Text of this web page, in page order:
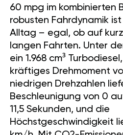
60 mpg im kombinierten
robusten Fahrdynamik
Alltag – egal, ob auf
langen Fahrten. Unter
ein 1.968 cm³
kräftiges Drehmoment
niedrigen Drehzahlen
Beschleunigung von 0
11,5 Sekunden, und die
Höchstgeschwindigkeit